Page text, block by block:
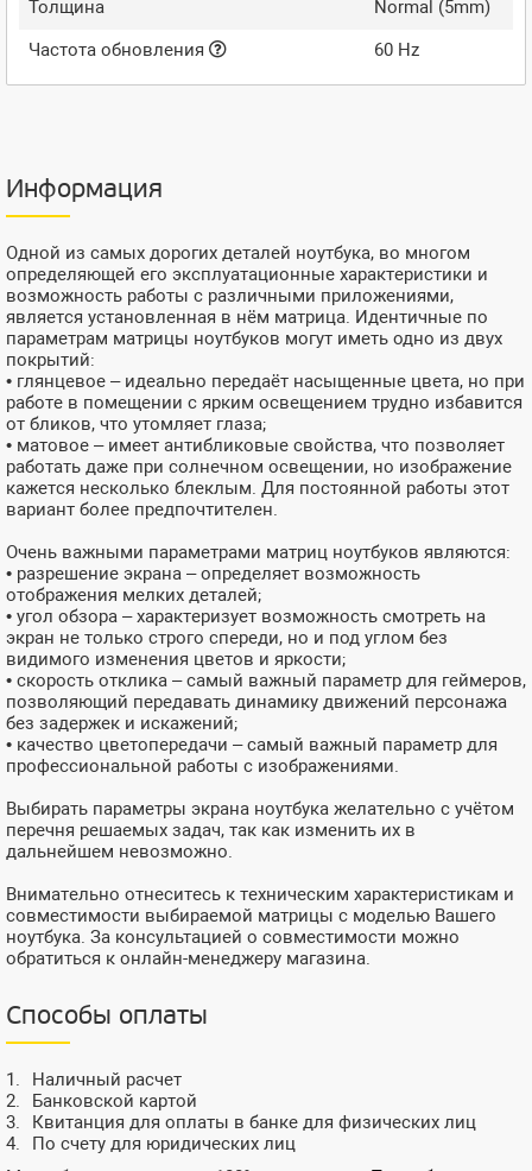
Толщина
Normal (5mm)
Частота обновления
60 Hz
Информация
Одной из самых дорогих деталей ноутбука, во многом
определяющей его эксплуатационные характеристики и
возможность работы с различными приложениями,
является установленная в нём матрица. Идентичные по
параметрам матрицы ноутбуков могут иметь одно из двух
покрытий:
• глянцевое – идеально передаёт насыщенные цвета, но при
работе в помещении с ярким освещением трудно избавится
от бликов, что утомляет глаза;
• матовое – имеет антибликовые свойства, что позволяет
работать даже при солнечном освещении, но изображение
кажется несколько блеклым. Для постоянной работы этот
вариант более предпочтителен.
Очень важными параметрами матриц ноутбуков являются:
• разрешение экрана – определяет возможность
отображения мелких деталей;
• угол обзора – характеризует возможность смотреть на
экран не только строго спереди, но и под углом без
видимого изменения цветов и яркости;
• скорость отклика – самый важный параметр для геймеров,
позволяющий передавать динамику движений персонажа
без задержек и искажений;
• качество цветопередачи – самый важный параметр для
профессиональной работы с изображениями.
Выбирать параметры экрана ноутбука желательно с учётом
перечня решаемых задач, так как изменить их в
дальнейшем невозможно.
Внимательно отнеситесь к техническим характеристикам и
совместимости выбираемой матрицы с моделью Вашего
ноутбука. За консультацией о совместимости можно
обратиться к онлайн-менеджеру магазина.
Способы оплаты
Наличный расчет
Банковской картой
Квитанция для оплаты в банке для физических лиц
По счету для юридических лиц